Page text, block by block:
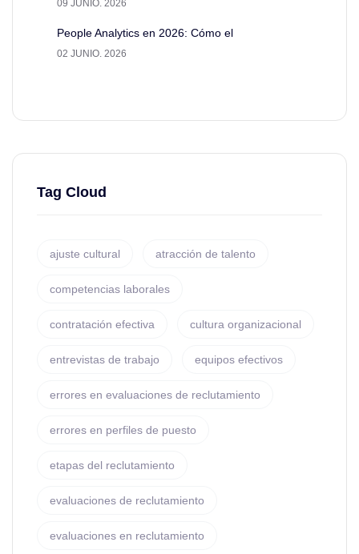
09 JUNIO. 2026
People Analytics en 2026: Cómo el
02 JUNIO. 2026
Tag Cloud
ajuste cultural atracción de talento
competencias laborales
contratación efectiva cultura organizacional
entrevistas de trabajo equipos efectivos
errores en evaluaciones de reclutamiento
errores en perfiles de puesto
etapas del reclutamiento
evaluaciones de reclutamiento
evaluaciones en reclutamiento